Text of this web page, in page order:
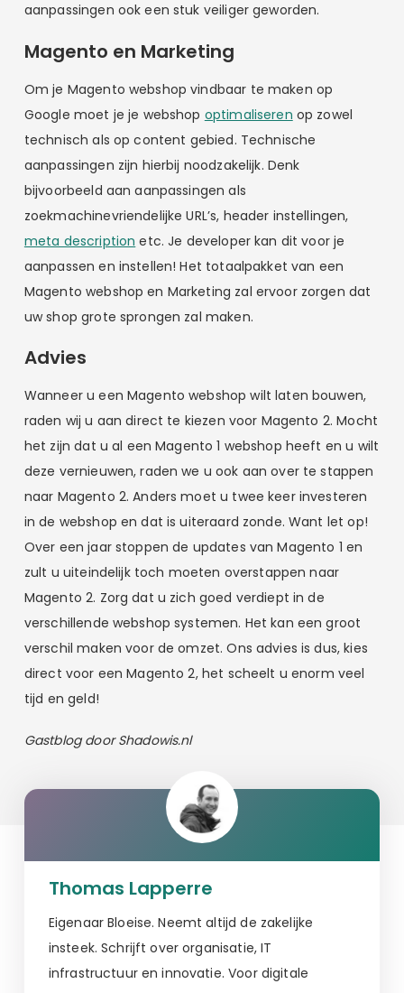
aanpassingen ook een stuk veiliger geworden.
Magento en Marketing
Om je Magento webshop vindbaar te maken op
Google moet je je webshop optimaliseren op zowel
technisch als op content gebied. Technische
aanpassingen zijn hierbij noodzakelijk. Denk
bijvoorbeeld aan aanpassingen als
zoekmachinevriendelijke URL’s, header instellingen,
meta description etc. Je developer kan dit voor je
aanpassen en instellen! Het totaalpakket van een
Magento webshop en Marketing zal ervoor zorgen dat
uw shop grote sprongen zal maken.
Advies
Wanneer u een Magento webshop wilt laten bouwen,
raden wij u aan direct te kiezen voor Magento 2. Mocht
het zijn dat u al een Magento 1 webshop heeft en u wilt
deze vernieuwen, raden we u ook aan over te stappen
naar Magento 2. Anders moet u twee keer investeren
in de webshop en dat is uiteraard zonde. Want let op!
Over een jaar stoppen de updates van Magento 1 en
zult u uiteindelijk toch moeten overstappen naar
Magento 2. Zorg dat u zich goed verdiept in de
verschillende webshop systemen. Het kan een groot
verschil maken voor de omzet. Ons advies is dus, kies
direct voor een Magento 2, het scheelt u enorm veel
tijd en geld!
Gastblog door Shadowis.nl
Thomas Lapperre
Eigenaar Bloeise. Neemt altijd de zakelijke
insteek. Schrijft over organisatie, IT
infrastructuur en innovatie. Voor digitale